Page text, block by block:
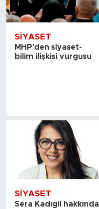
SİYASET
MHP'den siyaset-
bilim ilişkisi vurgusu
SİYASET
Sera Kadıgil hakkında